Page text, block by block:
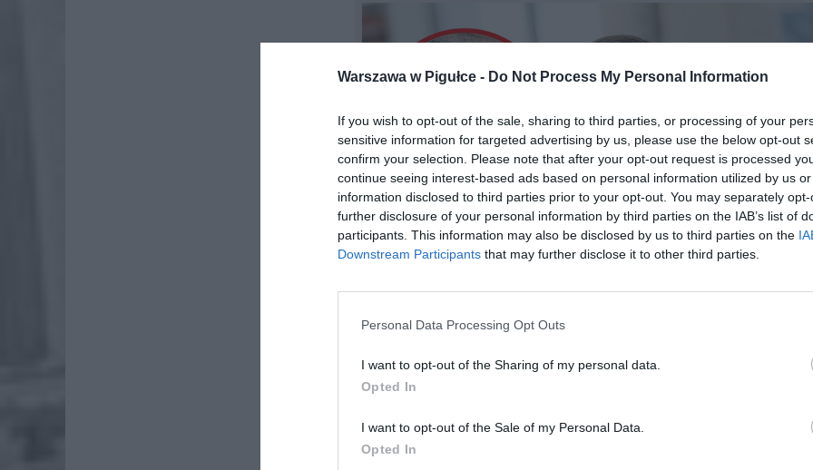
Warszawa w Pigułce - Do Not Process My Personal Information
If you wish to opt-out of the sale, sharing to third parties, or processing of your
sensitive information for targeted advertising by us, please use the below opt-out
confirm your selection. Please note that after your opt-out request is processed
continue seeing interest-based ads based on personal information utilized by us
information disclosed to third parties prior to your opt-out. You may separately
further disclosure of your personal information by third parties on the IAB’s list of
participants. This information may also be disclosed by us to third parties on the
Downstream Participants that may further disclose it to other third parties.
Personal Data Processing Opt Outs
I want to opt-out of the Sharing of my personal data.
Opted In
I want to opt-out of the Sale of my Personal Data.
Opted In
PROGNOZY DLA ZAROBKÓW 10, 15 I 20
10 000 zł brutto